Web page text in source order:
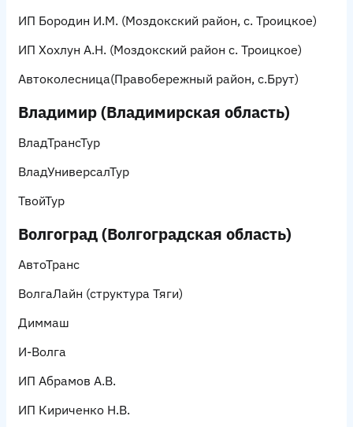
ИП Бородин И.М. (Моздокский район, с. Троицкое)
ИП Хохлун А.Н. (Моздокский район с. Троицкое)
Автоколесница(Правобережный район, с.Брут)
Владимир (Владимирская область)
ВладТрансТур
ВладУниверсалТур
ТвойТур
Волгоград (Волгоградская область)
АвтоТранс
ВолгаЛайн (структура Тяги)
Диммаш
И-Волга
ИП Абрамов А.В.
ИП Кириченко Н.В.